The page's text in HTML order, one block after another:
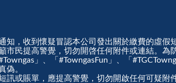
知，收到懷疑冒認本公司發出關於繳費的虛假
市民提高警覺，切勿開啓任何附件或連結。為
」、「#TowngasFun」、「
偽。
訊或賬單，應提高警覺，切勿開啟任何可疑附